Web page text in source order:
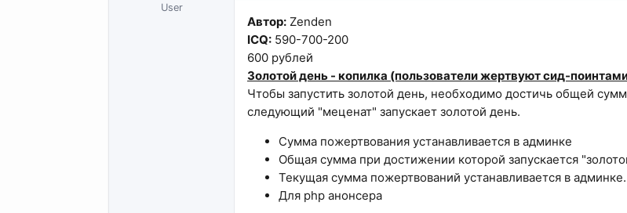
User
Автор: Zenden
ICQ: 590-700-200
600 рублей
Золотой день - копилка (пользователи жертвуют сид-
Чтобы запустить золотой день, необходимо достичь общей
следующий "меценат" запускает золотой день.
Сумма пожертвования устанавливается в админке
Общая сумма при достижении которой запускается
Текущая сумма пожертвований устанавливается в админке.
Для php анонсера